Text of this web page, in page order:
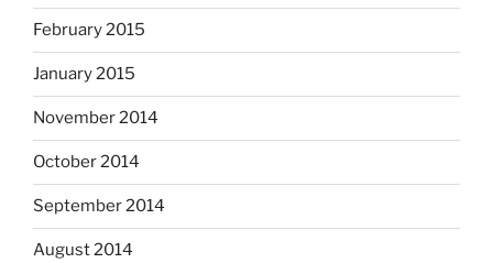
February 2015
January 2015
November 2014
October 2014
September 2014
August 2014